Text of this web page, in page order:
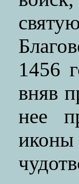
1456
вняв
нее
иконы